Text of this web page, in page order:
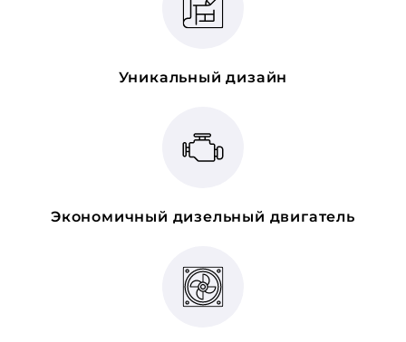
Уникальный дизайн
Экономичный дизельный двигатель